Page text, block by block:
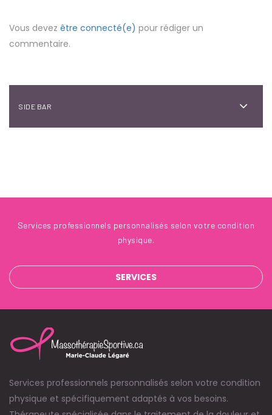
Vous devez être connecté(e) pour rédiger un
commentaire.
SIDE BAR
Services professionnels personnalisés selon votre condition
physique.
SERVICES
Services professionnels personnalisés selon votre condition
physique et spécifiquement adaptés à vos besoins.